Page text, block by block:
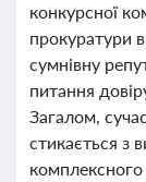
конкурсної
прокуратури
сумнівну
питання
Загалом,
стикається з